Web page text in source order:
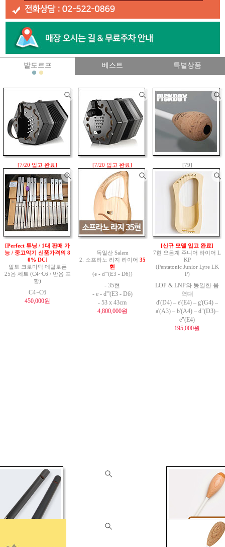
발도르프 베스트 특별상품
[7/20 입고 완료]
30키 입문/중급 앵글로 콘서
티나(로셸 Rochelle Anglo C
oncertina)
950,000원
[7/20 입고 완료]
30키 입문/중급 잭키 잉글리
쉬 콘서티나(Jackie English
Concertina)
음역대: G3 ~ C6
950,000원
[79]
[5월 26일 신규입고 완료/
무라마츠 PK 524와 동일/ F
T-250CD350 / 픽보이(PICK
BOY) 지휘봉 38cm(13.8")
Maple 샤프트
그립 사이즈 Ø25 x 40mm
60,000원
[Perfect 튜닝 / 1대 판매 가
능 / 중고악기 신품가격의 8
0% DC]
알토 크로마틱 메탈로폰
25음 세트 (C4~C6 / 반음 포
함)
C4~C6
450,000원
독일산 Salem
2. 소프라노 라지 라이어 35
현
(e - d'''(E3 - D6))
- 35현
- e - d'''(E3 - D6)
- 53 x 43cm
4,800,000원
[신규 모델 입고 완료]
7현 오음계 주니어 라이어 L
KP
(Pentatonic Junior Lyre LK
P)
LOP & LNP와 동일한 음
역대
d'(D4) – e'(E4) – g'(G4) –
a'(A3) – b'(A4) – d"(D3)–
e"(E4)
195,000원
[독일 Rohema 社 직수입]